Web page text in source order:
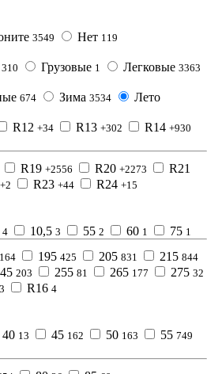
3549 Нет 119
310 Грузовые 1 Легковые 3363
674 Зима 3534
Лето
R12 +34 R13 +302 R14 +930
R19 +2556 R20 +2273 R21
+2 R23 +44 R24 +15
4 10,5 3 55 2 60 1 75 1
164 195 425 205 831 215 844
203 255 81 265 177 275 32
3 R16 4
40 13 45 162 50 163 55 749